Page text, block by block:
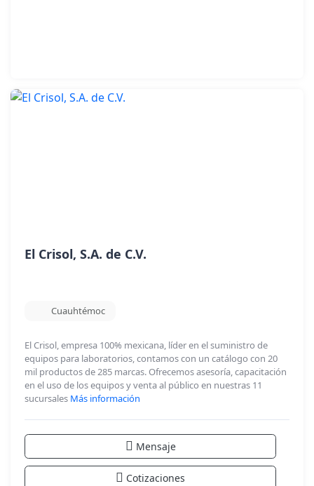
El Crisol, S.A. de C.V.
Cuauhtémoc
El Crisol, empresa 100% mexicana, líder en el suministro de
equipos para laboratorios, contamos con un catálogo con 20
mil productos de 285 marcas. Ofrecemos asesoría, capacitación
en el uso de los equipos y venta al público en nuestras 11
sucursales Más información
Mensaje
Cotizaciones